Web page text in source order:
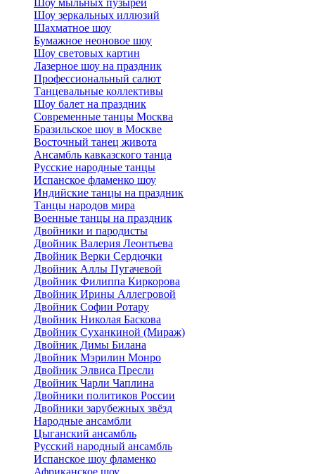
Шоу мыльных пузырей
Шоу зеркальных иллюзий
Шахматное шоу
Бумажное неоновое шоу
Шоу световых картин
Лазерное шоу на праздник
Профессиональный салют
Танцевальные коллективы
Шоу балет на праздник
Современные танцы Москва
Бразильское шоу в Москве
Восточный танец живота
Ансамбль кавказского танца
Русские народные танцы
Испанское фламенко шоу
Индийские танцы на праздник
Танцы народов мира
Военные танцы на праздник
Двойники и пародисты
Двойник Валерия Леонтьева
Двойник Верки Сердючки
Двойник Аллы Пугачевой
Двойник Филиппа Киркорова
Двойник Ирины Аллегровой
Двойник Софии Ротару
Двойник Николая Баскова
Двойник Суханкиной (Мираж)
Двойник Димы Билана
Двойник Мэрилин Монро
Двойник Элвиса Пресли
Двойник Чарли Чаплина
Двойники политиков России
Двойники зарубежных звёзд
Народные ансамбли
Цыганский ансамбль
Русский народный ансамбль
Испанское шоу фламенко
Африканское шоу